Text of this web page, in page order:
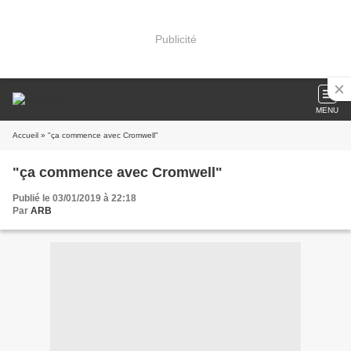
Publicité
MENU
Accueil » "ça commence avec Cromwell"
"ça commence avec Cromwell"
Publié le 03/01/2019 à 22:18
Par ARB